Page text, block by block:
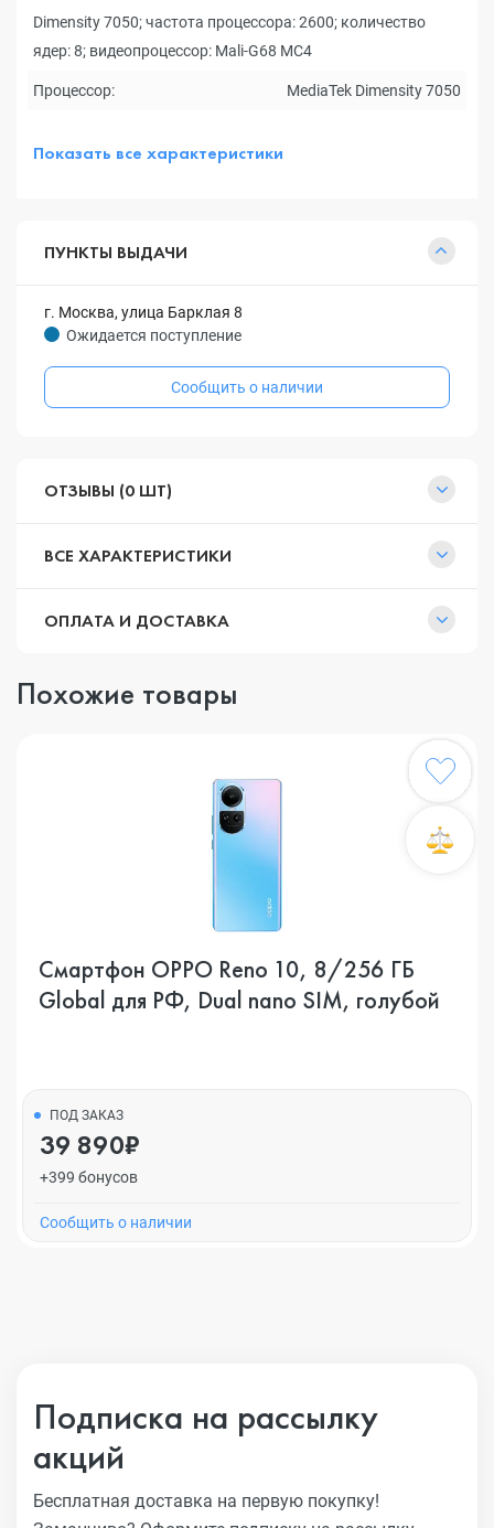
Dimensity 7050; частота процессора: 2600; количество
ядер: 8; видеопроцессор: Mali-G68 MC4
Процессор: MediaTek Dimensity 7050
Показать все характеристики
ПУНКТЫ ВЫДАЧИ
г. Москва, улица Барклая 8
Ожидается поступление
Сообщить о наличии
ОТЗЫВЫ (0 ШТ)
ВСЕ ХАРАКТЕРИСТИКИ
ОПЛАТА И ДОСТАВКА
Похожие товары
Смартфон OPPO Reno 10, 8/256 ГБ
Global для РФ, Dual nano SIM, голубой
ПОД ЗАКАЗ
39 890₽
+399 бонусов
Cообщить о наличии
Подписка на рассылку
акций
Бесплатная доставка на первую покупку!